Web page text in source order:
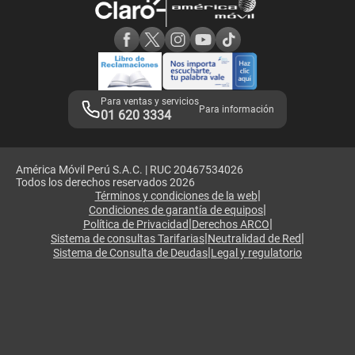
Adquirientes iPhone 6, 6S y SE
Mensaje de Seguridad
Términos y Condiciones de Tienda Claro
Libro de Reclamaciones
Legales de marketplace
Para ventas y servicios
01 620 3334 Para información
América Móvil Perú S.A.C. | RUC 20467534026
Todos los derechos reservados 2026
Términos y condiciones de la web|
Condiciones de garantía de equipos|
Política de Privacidad|Derechos ARCO|
Sistema de consultas Tarifarias|Neutralidad de Red|
Sistema de Consulta de Deudas|Legal y regulatorio